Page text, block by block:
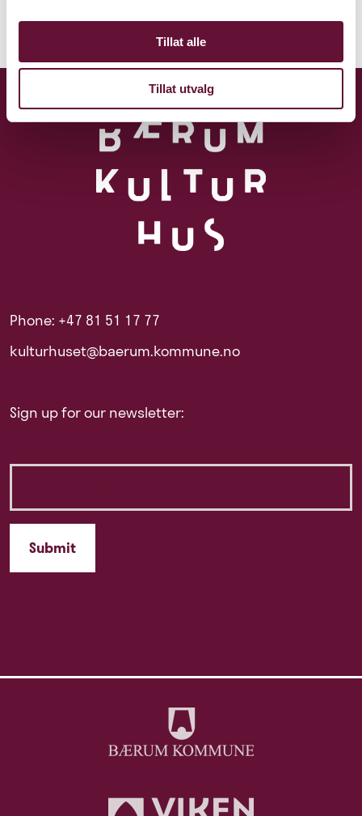
Tillat alle
Tillat utvalg
Phone: +47 81 51 17 77
kulturhuset@baerum.kommune.no
Sign up for our newsletter: